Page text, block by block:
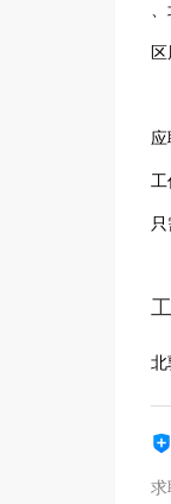
工
北
求